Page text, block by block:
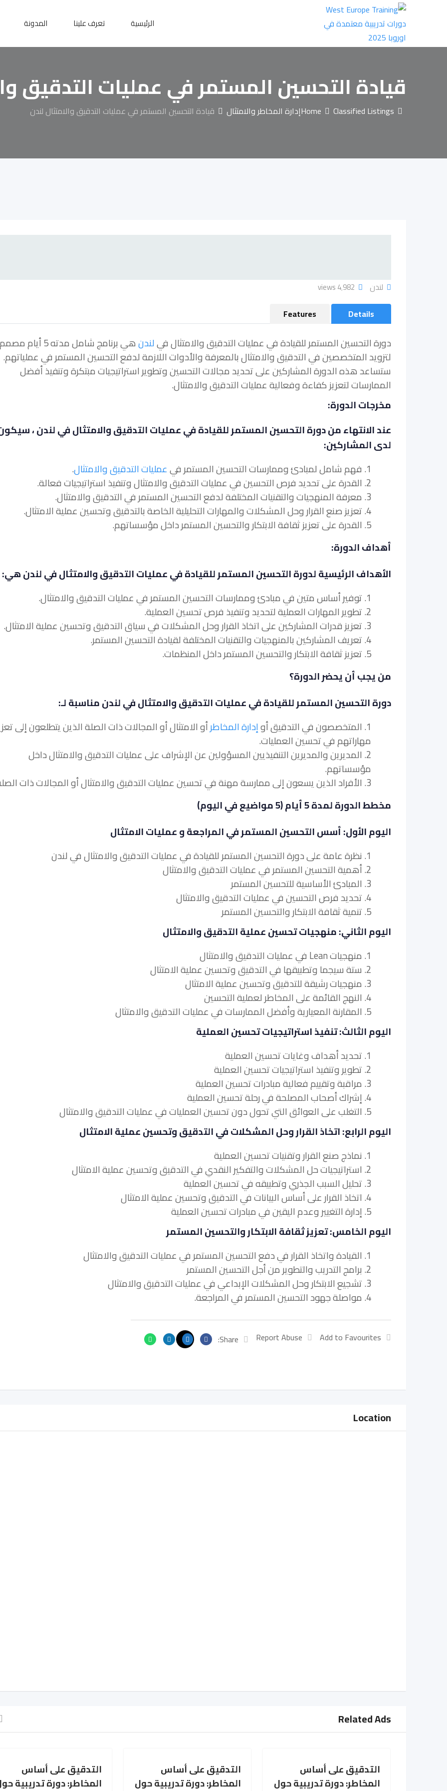
الرئيسية تعرف علينا المدونة
قيادة التحسين المستمر في عمليات التدقيق
Home Classified Listings إدارة المخاطر والامتثال قيادة التحسين المستمر في عمليات التدقيق والامتثال لندن
لندن 4٬982 views
Details
Features
دورة التحسين المستمر للقيادة في عمليات التدقيق والامتثال فيلندن
هي برنامج شامل مدته 5 أيام مصمم
لتزويد المتخصصين في التدقيق والامتثال بالمعرفة والأدوات اللازمة لدفع التحسين المستمر في عملياتهم.
ستساعد هذه الدورة المشاركين على تحديد مجالات التحسين وتطوير استراتيجيات مبتكرة وتنفيذ أفضل
الممارسات لتعزيز كفاءة وفعالية عمليات التدقيق والامتثال.
مخرجات الدورة:
عند الانتهاء من دورة التحسين المستمر للقيادة في عمليات التدقيق والامتثال في لندن ،
لدى المشاركين:
1. فهم شامل لمبادئ وممارسات التحسين المستمر في
عمليات التدقيق والامتثال.
2. القدرة على تحديد فرص التحسين في عمليات التدقيق والامتثال وتنفيذ استراتيجيات فعالة.
3. معرفة المنهجيات والتقنيات المختلفة لدفع التحسين المستمر في التدقيق والامتثال.
4. تعزيز صنع القرار وحل المشكلات والمهارات التحليلية الخاصة بالتدقيق وتحسين عملية الامتثال.
5. القدرة على تعزيز ثقافة الابتكار والتحسين المستمر داخل مؤسساتهم.
أهداف الدورة:
الأهداف الرئيسية لدورة التحسين المستمر للقيادة في عمليات التدقيق والامتثال في لندن هي:
1. توفير أساس متين في مبادئ وممارسات التحسين المستمر في عمليات التدقيق والامتثال.
2. تطوير المهارات العملية لتحديد وتنفيذ فرص تحسين العملية.
3. تعزيز قدرات المشاركين على اتخاذ القرار وحل المشكلات في سياق التدقيق وتحسين عملية الامتثال.
4. تعريف المشاركين بالمنهجيات والتقنيات المختلفة لقيادة التحسين المستمر.
5. تعزيز ثقافة الابتكار والتحسين المستمر داخل المنظمات.
من يجب أن يحضر الدورة؟
دورة التحسين المستمر للقيادة في عمليات التدقيق والامتثال في لندن مناسبة لـ:
1. المتخصصون في التدقيق أو
إدارة المخاطرأو الامتثال أو المجالات ذات الصلة الذين يتطلعون إلى
مهاراتهم في تحسين العمليات.
2. المديرين والمديرين التنفيذيين المسؤولين عن الإشراف على عمليات التدقيق والامتثال داخل
مؤسساتهم.
3. الأفراد الذين يسعون إلى ممارسة مهنة في تحسين عمليات التدقيق والامتثال أو المجالات ذات الصلة.
مخطط الدورة لمدة 5 أيام (5 مواضيع في اليوم)
اليوم الأول: أسس التحسين المستمر في المراجعة و عمليات الامتثال
1. نظرة عامة على دورة التحسين المستمر للقيادة في عمليات التدقيق والامتثال في لندن
2. أهمية التحسين المستمر في عمليات التدقيق والامتثال
3. المبادئ الأساسية للتحسين المستمر
4. تحديد فرص التحسين في عمليات التدقيق والامتثال
5. تنمية ثقافة الابتكار والتحسين المستمر
اليوم الثاني: منهجيات تحسين عملية التدقيق والامتثال
1. منهجيات Lean في عمليات التدقيق والامتثال
2. ستة سيجما وتطبيقها في التدقيق وتحسين عملية الامتثال
3. منهجيات رشيقة للتدقيق وتحسين عملية الامتثال
4. النهج القائمة على المخاطر لعملية التحسين
5. المقارنة المعيارية وأفضل الممارسات في عمليات التدقيق والامتثال
اليوم الثالث: تنفيذ استراتيجيات تحسين العملية
1. تحديد أهداف وغايات تحسين العملية
2. تطوير وتنفيذ استراتيجيات تحسين العملية
3. مراقبة وتقييم فعالية مبادرات تحسين العملية
4. إشراك أصحاب المصلحة في رحلة تحسين العملية
5. التغلب على العوائق التي تحول دون تحسين العمليات في عمليات التدقيق والامتثال
اليوم الرابع: اتخاذ القرار وحل المشكلات في التدقيق وتحسين عملية الامتثال
1. نماذج صنع القرار وتقنيات تحسين العملية
2. استراتيجيات حل المشكلات والتفكير النقدي في التدقيق وتحسين عملية الامتثال
3. تحليل السبب الجذري وتطبيقه في تحسين العملية
4. اتخاذ القرار على أساس البيانات في التدقيق وتحسين عملية الامتثال
5. إدارة التغيير وعدم اليقين في مبادرات تحسين العملية
اليوم الخامس: تعزيز ثقافة الابتكار والتحسين المستمر
1. القيادة واتخاذ القرار في دفع التحسين المستمر في عمليات التدقيق والامتثال
2. برامج التدريب والتطوير من أجل التحسين المستمر
3. تشجيع الابتكار وحل المشكلات الإبداعي في عمليات التدقيق والامتثال
4. مواصلة جهود التحسين المستمر في المراجعة.
Add to Favourites
Report Abuse
Share:
Location
Related Ads
التدقيق على أساس
المخاطر: دورة تدريبية حول
التدقيق على أساس
المخاطر: دورة تدريبية حول
التدقيق على أساس
المخاطر: دورة تدريبية